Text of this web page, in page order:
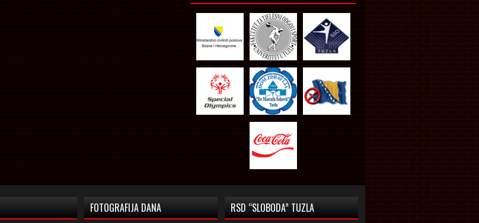
FOTOGRAFIJA DANA RSD “SLOBODA” TUZLA